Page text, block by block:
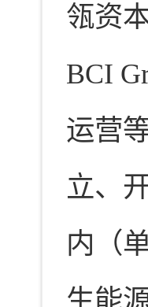
瓴资
BCI
运营
立、
内（
生能